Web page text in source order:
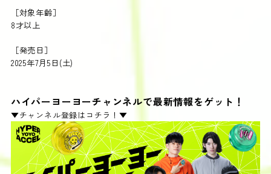
［対象年齢］
8才以上
［発売日］
2025年7月5日(土)
ハイパーヨーヨーチャンネルで最新情報をゲット！
▼チャンネル登録はコチラ！▼